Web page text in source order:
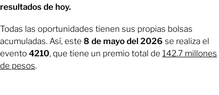
resultados de hoy.
Todas las oportunidades tienen sus propias bolsas
acumuladas. Así, este 8 de mayo del 2026 se realiza el
evento 4210, que tiene un premio total de 142.7 millones
de pesos.